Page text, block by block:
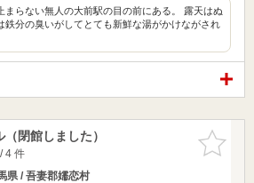
まらない無人の大前駅の目の前にある。 露天はぬ
鉄分の臭いがしてとても新鮮な湯がかけながされ
お気に入
りに追加
閉館しました）
4 件
県 / 吾妻郡嬬恋村